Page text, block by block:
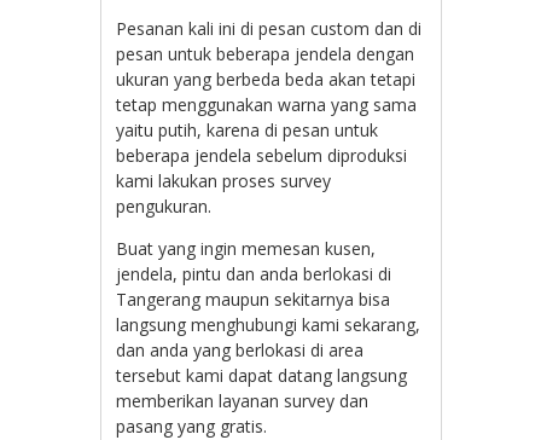
Pesanan kali ini di pesan custom dan di
pesan untuk beberapa jendela dengan
ukuran yang berbeda beda akan tetapi
tetap menggunakan warna yang sama
yaitu putih, karena di pesan untuk
beberapa jendela sebelum diproduksi
kami lakukan proses survey
pengukuran.
Buat yang ingin memesan kusen,
jendela, pintu dan anda berlokasi di
Tangerang maupun sekitarnya bisa
langsung menghubungi kami sekarang,
dan anda yang berlokasi di area
tersebut kami dapat datang langsung
memberikan layanan survey dan
pasang yang gratis.